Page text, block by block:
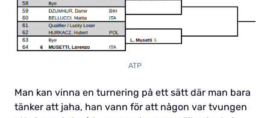
ATP
Man kan vinna en turnering på ett sätt där man bara
tänker att jaha, han vann för att någon var tvungen